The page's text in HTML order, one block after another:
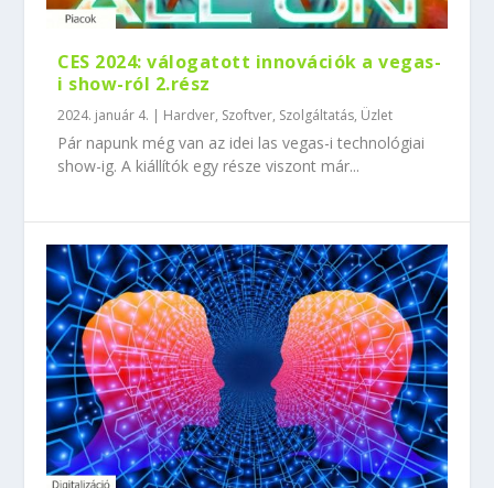
CES 2024: válogatott innovációk a vegas-
i show-ról 2.rész
2024. január 4. | Hardver, Szoftver, Szolgáltatás, Üzlet
Pár napunk még van az idei las vegas-i technológiai
show-ig. A kiállítók egy része viszont már...